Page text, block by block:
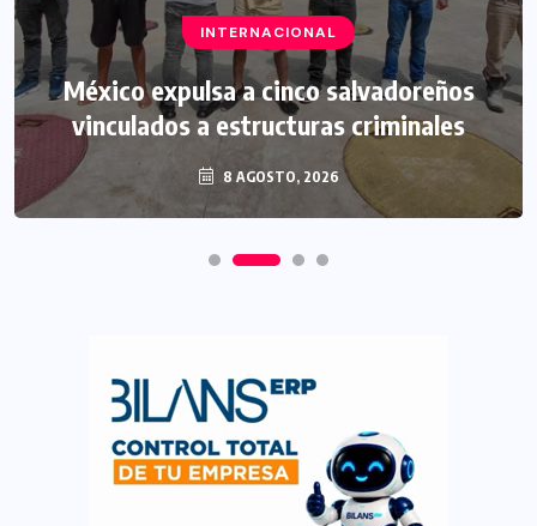
INTERNACIONAL
México expulsa a cinco salvadoreños
vinculados a estructuras criminales
8 AGOSTO, 2026